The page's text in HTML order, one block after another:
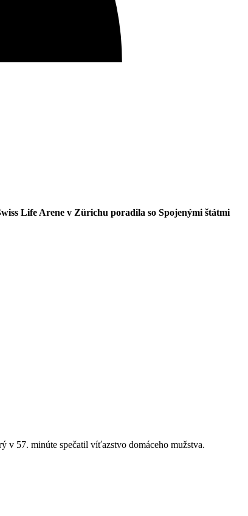
Life Arene v Zürichu poradila so Spojenými štátmi
v 57. minúte spečatil víťazstvo domáceho mužstva.